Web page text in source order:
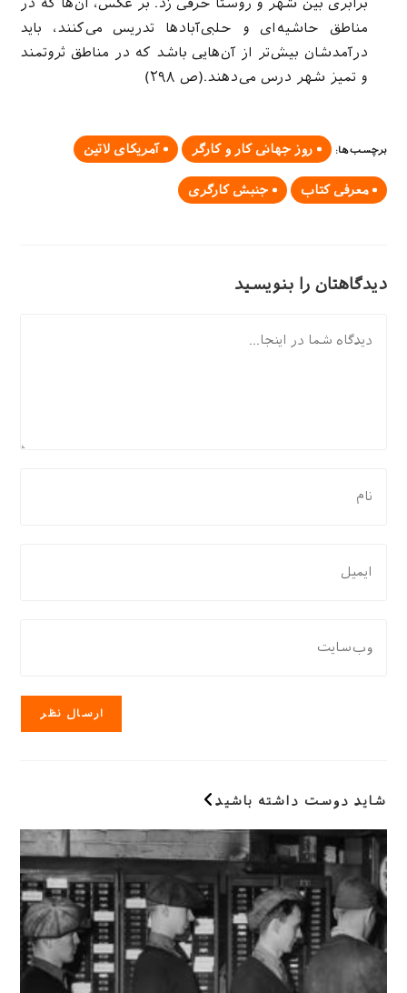
برابری بین شهر و روستا حرفی زد. بر عکس، آ‌ن‌ها که در
مناطق حاشیه‌ای و حلبی‌آبادها تدریس می‌کنند، باید
درآمدشان بیش‌تر از آن‌هایی باشد که در مناطق ثروتمند
و تمیز شهر درس می‌دهند.(ص ۲۹۸)
برچسب‌ها: روز جهانی کار و کارگر آمریکای لاتین
معرفی کتاب جنبش کارگری
دیدگاهتان را بنویسید
نظر
نظر
وب
شاید دوست داشته باشید